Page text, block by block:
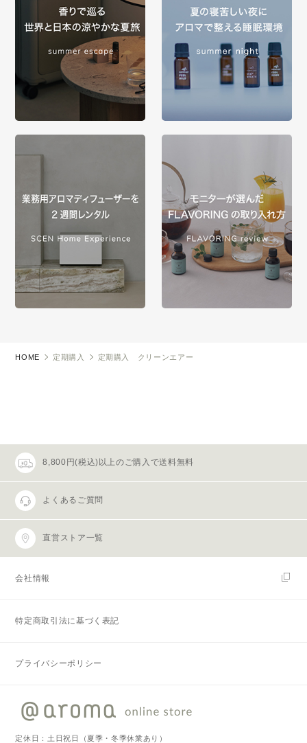
HOME 定期購入 定期購入 クリーンエアー
8,800円(税込)以上のご購入で送料無料
よくあるご質問
直営ストア一覧
会社情報
特定商取引法に基づく表記
プライバシーポリシー
定休日：土日祝日（夏季・冬季休業あり）